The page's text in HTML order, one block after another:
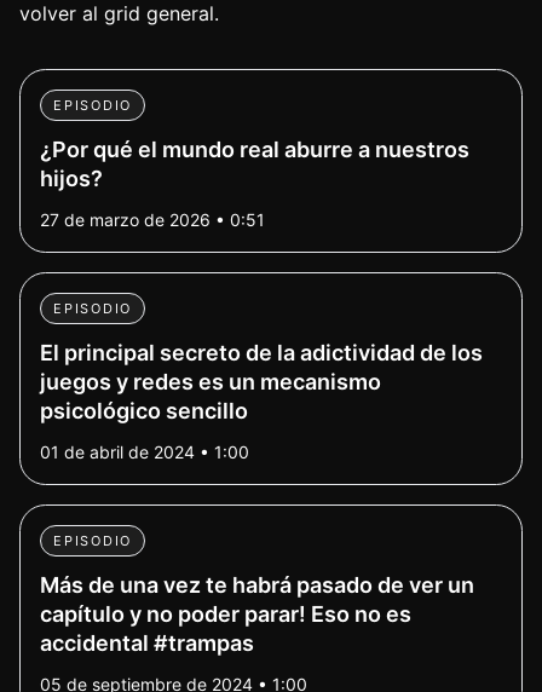
volver al grid general.
EPISODIO
¿Por qué el mundo real aburre a nuestros
hijos?
27 de marzo de 2026 • 0:51
EPISODIO
El principal secreto de la adictividad de los
juegos y redes es un mecanismo
psicológico sencillo
01 de abril de 2024 • 1:00
EPISODIO
Más de una vez te habrá pasado de ver un
capítulo y no poder parar! Eso no es
accidental #trampas
05 de septiembre de 2024 • 1:00